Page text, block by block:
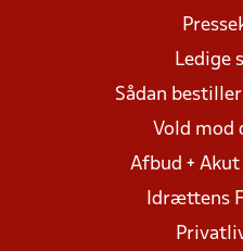
Ledige
Sådan
Vold mod
Afbud +
Idrættens